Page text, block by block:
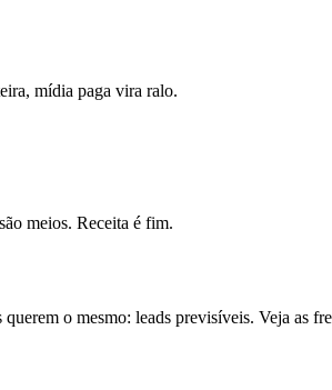
mídia paga vira ralo.
meios. Receita é fim.
o mesmo: leads previsíveis. Veja as